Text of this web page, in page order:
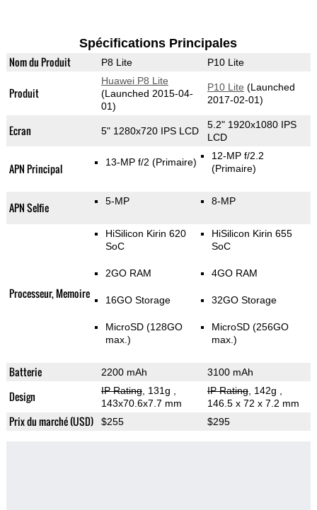
Spécifications Principales
Nom du Produit P8 Lite P10 Lite
Produit
Huawei P8 Lite
(Launched 2015-04-
01)
P10 Lite (Launched
2017-02-01)
Ecran 5" 1280x720 IPS LCD
5.2" 1920x1080 IPS
LCD
APN Principal 13-MP f/2 (Primaire)
12-MP f/2.2
(Primaire)
APN Selfie 5-MP 8-MP
Processeur, Memoire
HiSilicon Kirin 620
SoC
2GO RAM
16GO Storage
MicroSD (128GO
max.)
HiSilicon Kirin 655
SoC
4GO RAM
32GO Storage
MicroSD (256GO
max.)
Batterie 2200 mAh 3100 mAh
Design IP Rating, 131g
143x70.6x7.7 mm
IP Rating, 142g
146.5 x 72 x 7.2 mm
Prix du marché (USD) $255 $295